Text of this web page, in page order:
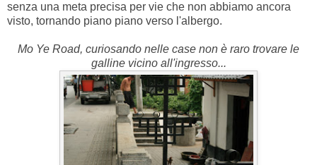
senza una meta precisa per vie che non abbiamo ancora
visto, tornando piano piano verso l'albergo.
Mo Ye Road, curiosando nelle case non è raro trovare le
galline vicino all'ingresso...